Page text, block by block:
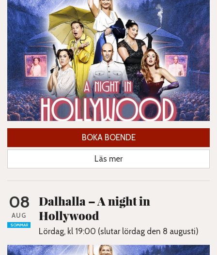
BOKA BOENDE
Läs mer
08
AUG
SOMMAR
Dalhalla – A night in
Hollywood
Lördag, kl 19:00 (slutar lördag den 8 augusti)